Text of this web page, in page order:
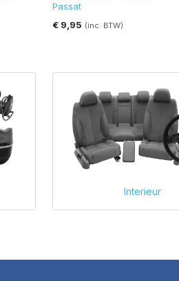
Passat
€ 9,95 (inc. BTW)
Interieur